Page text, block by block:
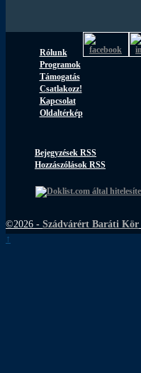
Rólunk
Programok
Támogatás
Csatlakozz!
Kapcsolat
Oldaltérkép
Bejegyzések RSS
Hozzászólások RSS
©2026 - Szádvárért Baráti Kör
↑